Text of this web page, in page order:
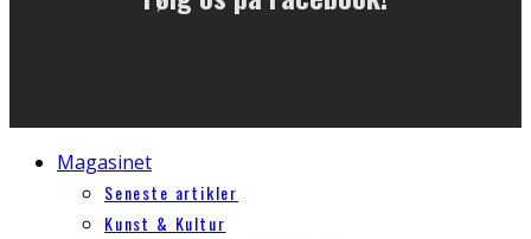
Magasinet
Seneste artikler
Kunst & Kultur